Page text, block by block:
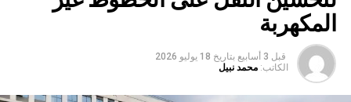
المكهربة
قبل 3 أسابيع بتاريخ 18 يوليو 2026
الكاتب: محمد نبيل